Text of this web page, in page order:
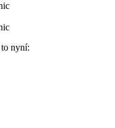
nyní: